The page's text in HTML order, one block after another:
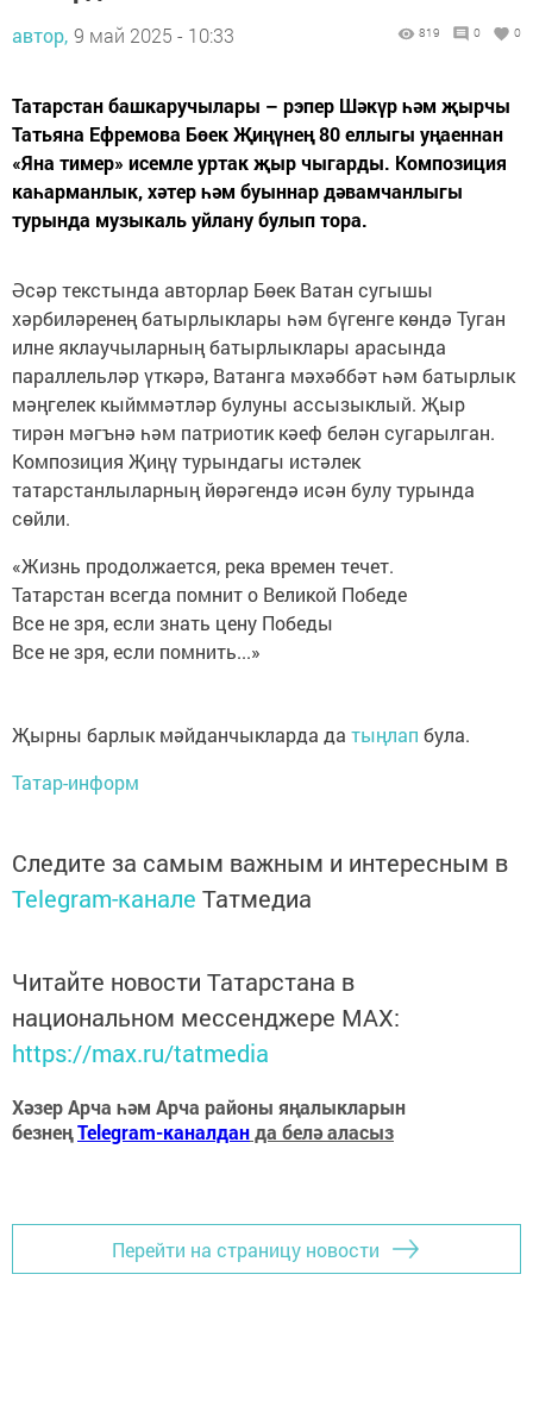
автор, 9 май 2025 - 10:33 819 0 0
Татарстан башкаручылары – рэпер Шәкүр һәм җырчы
Татьяна Ефремова Бөек Җиңүнең 80 еллыгы уңаеннан
«Яна тимер» исемле уртак җыр чыгарды. Композиция
каһарманлык, хәтер һәм буыннар дәвамчанлыгы
турында музыкаль уйлану булып тора.
Әсәр текстында авторлар Бөек Ватан сугышы
хәрбиләренең батырлыклары һәм бүгенге көндә Туган
илне яклаучыларның батырлыклары арасында
параллельләр үткәрә, Ватанга мәхәббәт һәм батырлык
мәңгелек кыйммәтләр булуны ассызыклый. Җыр
тирән мәгънә һәм патриотик кәеф белән сугарылган.
Композиция Җиңү турындагы истәлек
татарстанлыларның йөрәгендә исән булу турында
сөйли.
«Жизнь продолжается, река времен течет.
Татарстан всегда помнит о Великой Победе
Все не зря, если знать цену Победы
Все не зря, если помнить...»
Җырны барлык мәйданчыкларда да тыңлап була.
Татар-информ
Следите за самым важным и интересным в
Telegram-канале Татмедиа
Читайте новости Татарстана в
национальном мессенджере MАХ:
https://max.ru/tatmedia
Хәзер Арча һәм Арча районы яңалыкларын
безнеңTelegram-каналданда белә аласыз
Перейти на страницу новости